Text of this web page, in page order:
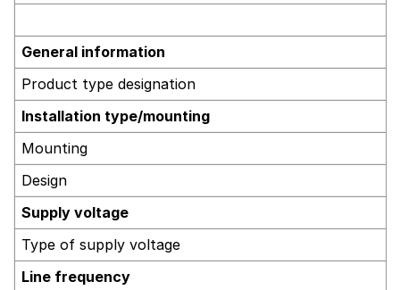
General information
Product type designation
Installation type/mounting
Mounting
Design
Supply voltage
Type of supply voltage
Line frequency